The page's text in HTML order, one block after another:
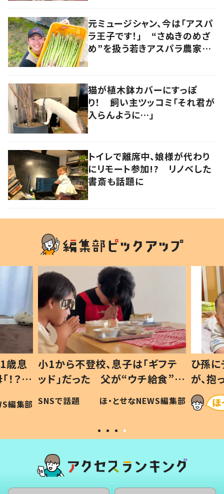
元ミュージシャン、今は「アスパ
ラ王子です！」 “さぬきのめざ
め”を扱う若きアスパラ農家の
猫が植木鉢カバーにすっぽ
り！ 飼い主ツッコミ「それ君が
入らんように…」
トイレで離席中、娘様が代わり
にリモート参加!? リノベした
書斎も話題に
歳息
？」
編集部
小1から不登校、息子は「ギフテ
ッド」だった 父が“ウチ給食”を
作り続ける理由とは #令和の親
#令和の子
SNSで話題 ほ・とせなNEWS編集部
ひ孫
が、
「涙が
い」